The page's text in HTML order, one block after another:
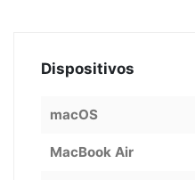
Dispositivos
macOS
MacBook Air